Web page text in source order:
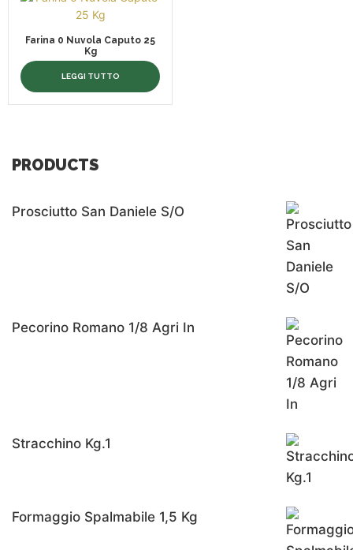
Farina 0 Nuvola Caputo 25
Kg
LEGGI TUTTO
PRODUCTS
Prosciutto San Daniele S/o
Pecorino Romano 1/8 Agri In
Stracchino Kg.1
Formaggio Spalmabile 1,5 Kg